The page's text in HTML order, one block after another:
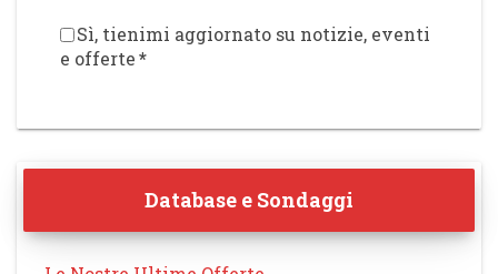
Sì, tienimi aggiornato su notizie, eventi
e offerte*
Database e Sondaggi